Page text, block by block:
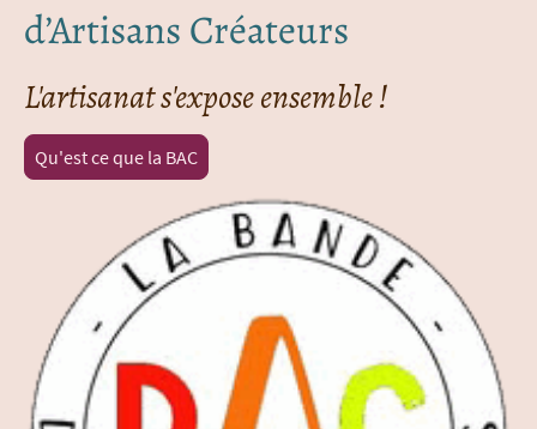
d’Artisans Créateurs
L'artisanat s'expose ensemble !
Qu'est ce que la BAC